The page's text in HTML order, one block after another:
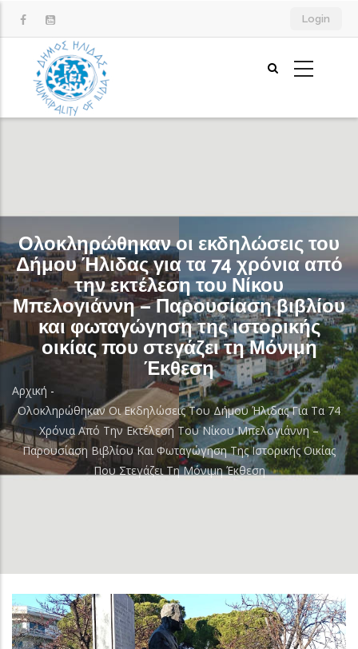
προς
περιεχόμενο
Login
Ολοκληρώθηκαν οι εκδηλώσεις του
Δήμου Ήλιδας για τα 74 χρόνια από
την εκτέλεση του Νίκου
Μπελογιάννη – Παρουσίαση βιβλίου
και φωταγώγηση της ιστορικής
οικίας που στεγάζει τη Μόνιμη
Έκθεση
Breadcrumb
Αρχική -
Ολοκληρώθηκαν Οι Εκδηλώσεις Του Δήμου Ήλιδας Για Τα 74
Χρόνια Από Την Εκτέλεση Του Νίκου Μπελογιάννη –
Παρουσίαση Βιβλίου Και Φωταγώγηση Της Ιστορικής Οικίας
Που Στεγάζει Τη Μόνιμη Έκθεση